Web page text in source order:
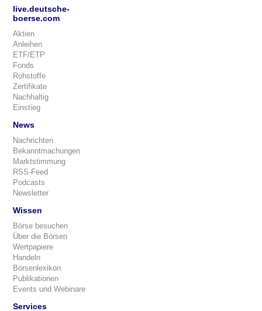
live.deutsche-
boerse.com
Aktien
Anleihen
ETF/ETP
Fonds
Rohstoffe
Zertifikate
Nachhaltig
Einstieg
News
Nachrichten
Bekanntmachungen
Marktstimmung
RSS-Feed
Podcasts
Newsletter
Wissen
Börse besuchen
Über die Börsen
Wertpapiere
Handeln
Börsenlexikon
Publikationen
Events und Webinare
Services